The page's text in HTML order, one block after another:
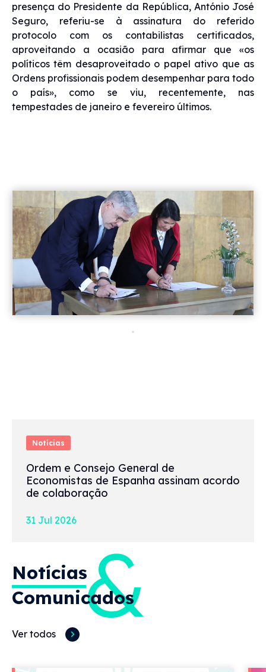
Notícias
Ordem e Consejo General de
Economistas de Espanha assinam acordo
de colaboração
31 Jul 2026
presença do Presidente da República, António José
Seguro, referiu-se à assinatura do referido
protocolo com os contabilistas certificados,
aproveitando a ocasião para afirmar que «os
políticos têm desaproveitado o papel ativo que as
Ordens profissionais podem desempenhar para todo
o país», como se viu, recentemente, nas
tempestades de janeiro e fevereiro últimos.
Notícias&
Comunicados
Ver todos